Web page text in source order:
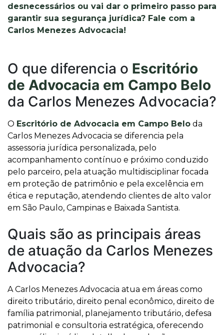
desnecessários ou vai dar o primeiro passo para
garantir sua segurança jurídica? Fale com a
Carlos Menezes Advocacia!
O que diferencia o Escritório
de Advocacia em Campo Belo
da Carlos Menezes Advocacia?
O Escritório de Advocacia em Campo Belo da
Carlos Menezes Advocacia se diferencia pela
assessoria jurídica personalizada, pelo
acompanhamento contínuo e próximo conduzido
pelo parceiro, pela atuação multidisciplinar focada
em proteção de patrimônio e pela excelência em
ética e reputação, atendendo clientes de alto valor
em São Paulo, Campinas e Baixada Santista.
Quais são as principais áreas
de atuação da Carlos Menezes
Advocacia?
A Carlos Menezes Advocacia atua em áreas como
direito tributário, direito penal econômico, direito de
família patrimonial, planejamento tributário, defesa
patrimonial e consultoria estratégica, oferecendo